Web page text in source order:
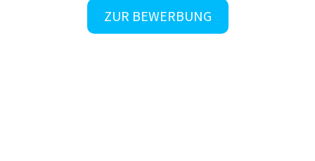
ZUR BEWERBUNG